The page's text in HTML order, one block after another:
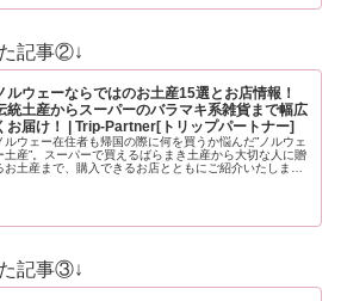
記事②↓
ルウェーならではのお土産15選とお店情報！
統土産からスーパーのバラマキ系雑貨まで幅広
お届け！ | Trip-Partner[トリップパートナー]
ルウェー在住者も帰国の際に何を買うか悩んだ”ノルウェ
土産”。スーパーで買えるばらまき土産から大切な人に贈
お土産まで、購入できるお店とともにご紹介いたしま
記事③↓